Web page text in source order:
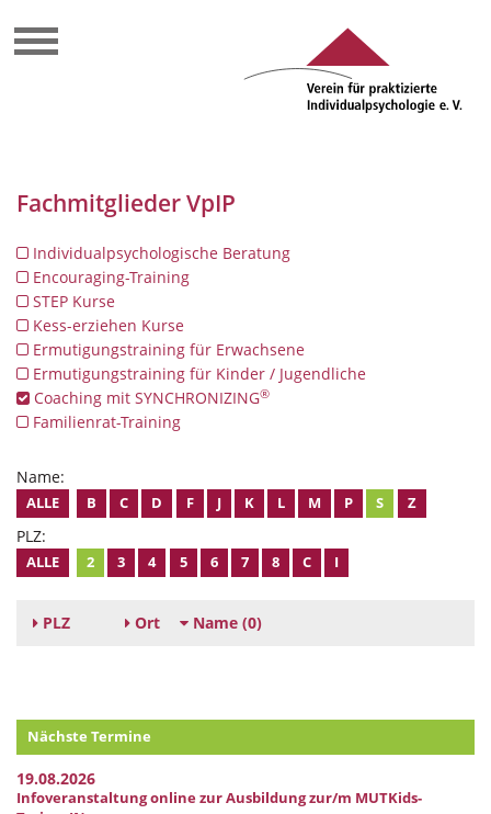
Fachmitglieder VpIP
Individualpsychologische Beratung
Encouraging-Training
STEP Kurse
Kess-erziehen Kurse
Ermutigungstraining für Erwachsene
Ermutigungstraining für Kinder / Jugendliche
Coaching mit SYNCHRONIZING®
Familienrat-Training
Name:
ALLE B C D F J K L M P S Z
PLZ:
ALLE 2 3 4 5 6 7 8 C I
PLZ Ort Name (0)
Nächste Termine
19.08.2026
Infoveranstaltung online zur Ausbildung zur/m MUTKids-